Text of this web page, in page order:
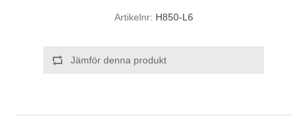
Artikelnr: H850-L6
Jämför denna produkt